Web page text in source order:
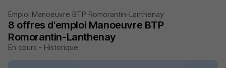
Emploi Manoeuvre BTP Romorantin-Lanthenay
8 offres d'emploi Manoeuvre BTP
Romorantin-Lanthenay
En cours - Historique